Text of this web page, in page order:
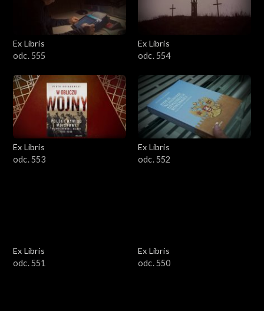
Ex Libris
odc. 555
Ex Libris
odc. 554
Ex Libris
odc. 553
Ex Libris
odc. 552
Ex Libris
odc. 551
Ex Libris
odc. 550